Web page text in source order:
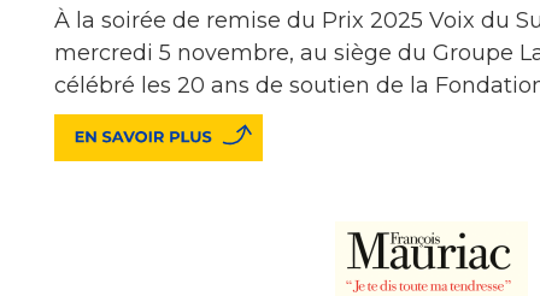
À la soirée de remise du Prix 2025 Voix du
mercredi 5 novembre, au siège du Groupe
célébré les 20 ans de soutien de la